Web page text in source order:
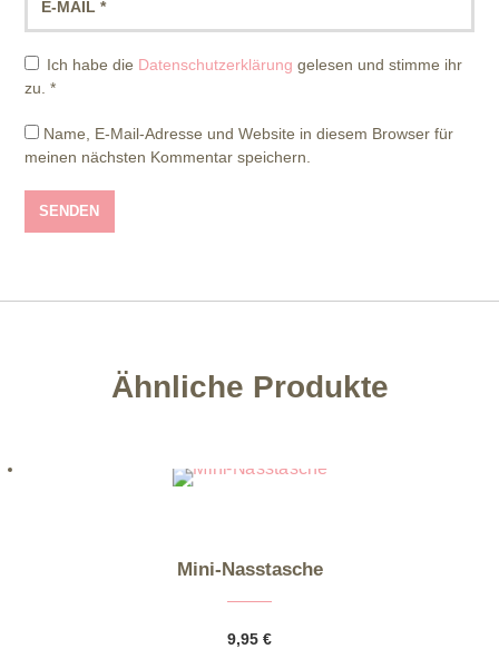
Ich habe die Datenschutzerklärung gelesen und stimme ihr
zu. *
Name, E-Mail-Adresse und Website in diesem Browser für
meinen nächsten Kommentar speichern.
Ähnliche Produkte
Dieses Produkt weist mehrere Varianten auf. Die Optionen können auf der Produktseite gewählt werden
Mini-Nasstasche
9,95 €